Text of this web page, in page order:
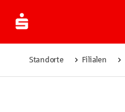
Standorte Filialen